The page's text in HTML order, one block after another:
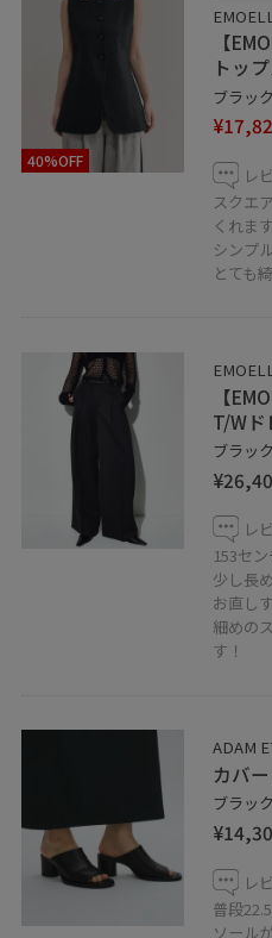
ぜひご覧くださいませ
天王寺ミオ店では下記の期
ーンを行っております♩
◻︎JUN +5%ポイントアップ
↪︎5/25（月）-5/31（日）
◻︎MIO5倍ポイントアップ
↪︎5/29（金）-5/31（日）
お取り置きも承っております
天王寺MIO店では通信販売も
お気軽にお問い合わせくだ
06-6771-8117
LINEで天王寺ミオスタッフ
ップをして下さい
40%OFF
【
トッ
ブラッ
レ
スクエ
くれます
シンプ
とても
【
T/Wド
ブラッ
レ
153セ
少し長
お直し
細めの
す！
ADAM
カバ
ブラッ
レ
普段
ソール